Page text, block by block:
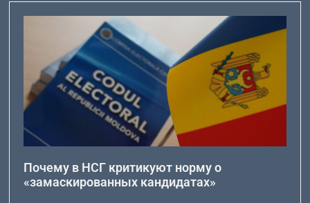
Почему в НСГ критикуют норму о
«замаскированных кандидатах»